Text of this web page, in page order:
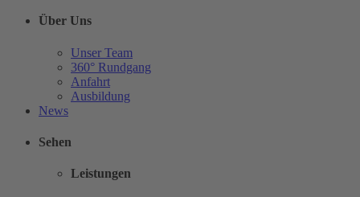
Über Uns
Unser Team
360° Rundgang
Anfahrt
Ausbildung
News
Sehen
Leistungen